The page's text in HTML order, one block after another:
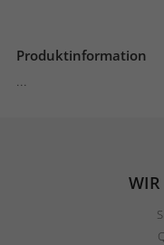
Produktinformation
...
WIR